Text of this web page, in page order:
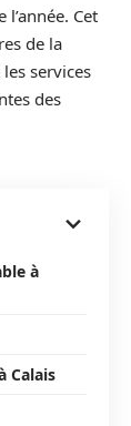
Cet
de la
services
des
à
Calais